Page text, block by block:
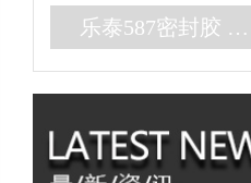
乐泰587密封胶 高
强度大间隙RTV硅
现货